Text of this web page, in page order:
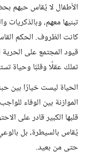
الأطفال لا يُقاس حبهم
تبنيها معهم، وبالذكريات
كانت الظروف. الحكم
قيود المجتمع على الحرية
تملك عقلًا وقلبًا وحياة
الحياة ليست خيارًا بين
الموازنة بين الوفاء
قلبها الكبير قادر على
يُقاس بالسيطرة، بل
حتى من بعيد.